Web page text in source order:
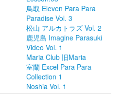
鳥取 Eleven Para Para
Paradise Vol. 3
松山 アルカトラズ Vol. 2
鹿児島 Imagine Parasuki
Video Vol. 1
Maria Club 旧Maria
室蘭 Excel Para Para
Collection 1
Noshia Vol. 1